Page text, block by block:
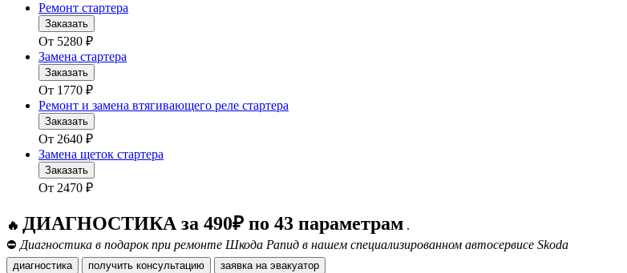
Ремонт стартера
Заказать
От 5280 ₽
Замена стартера
Заказать
От 1770 ₽
Ремонт и замена втягивающего реле стартера
Заказать
От 2640 ₽
Замена щеток стартера
Заказать
От 2470 ₽
🔥 ДИАГНОСТИКА за 490₽ по 43 параметрам .
⛔ Диагностика в подарок при ремонте Шкода Рапид в нашем специализированном автосервисе Skoda
диагностика получить консультацию заявка на эвакуатор